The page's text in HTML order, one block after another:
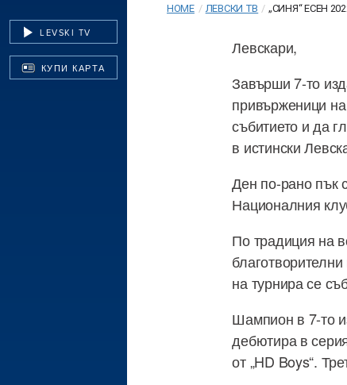
LEVSKI TV
КУПИ КАРТА
HOME / ЛЕВСКИ ТВ / „СИНЯ“ ЕСЕН
Левскари,
Завърши 7-то
привърженици
събитието и да
в истински
Ден по-рано пък
Националния
По традиция на
на турнира се
Шампион в 7-то
дебютира в
от „HD Boys“.